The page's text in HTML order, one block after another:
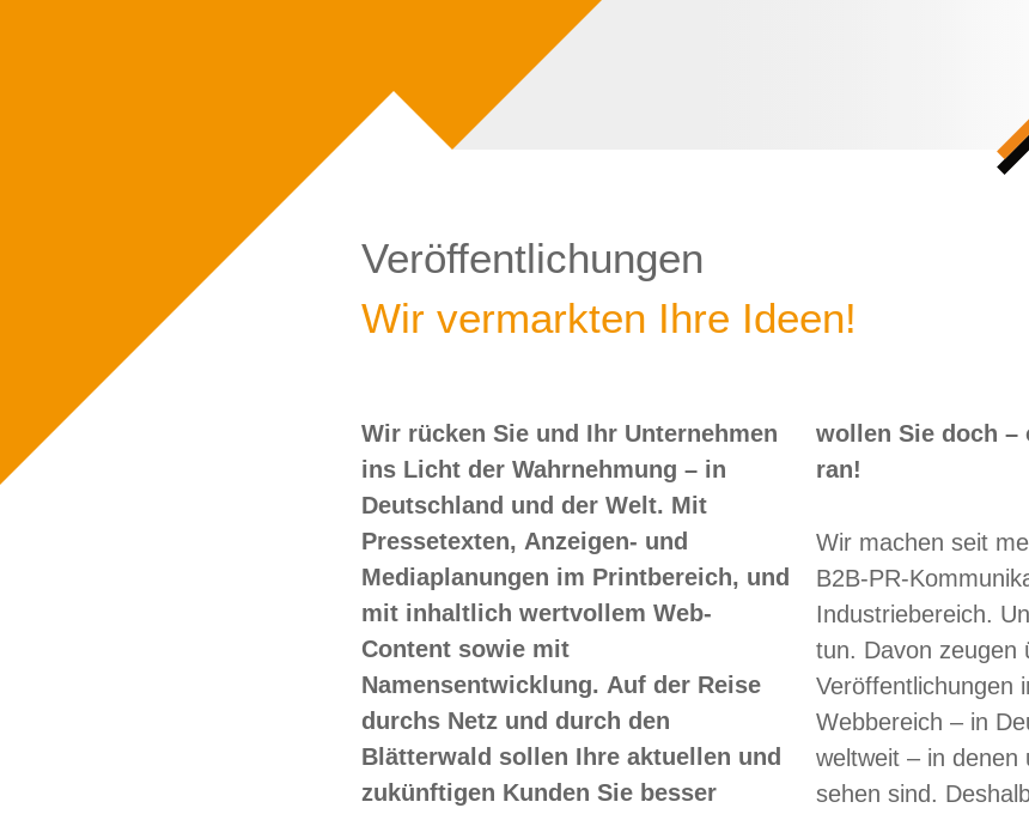
Veröffentlichungen
Wir vermarkten Ihre Ideen!
Wir rücken Sie und Ihr Unternehmen
ins Licht der Wahrnehmung – in
Deutschland und der Welt. Mit
Pressetexten, Anzeigen- und
Mediaplanungen im Printbereich, und
mit inhaltlich wertvollem Web-
Content sowie mit
Namensentwicklung. Auf der Reise
durchs Netz und durch den
Blätterwald sollen Ihre aktuellen und
zukünftigen Kunden Sie besser
wollen Sie doch – oder? Dann nix wie
ran!
Wir machen seit
B2B-PR-
Industriebereich.
tun. Davon zeugen
Veröffentlichungen
Webbereich – in
weltweit – in denen
sehen sind.